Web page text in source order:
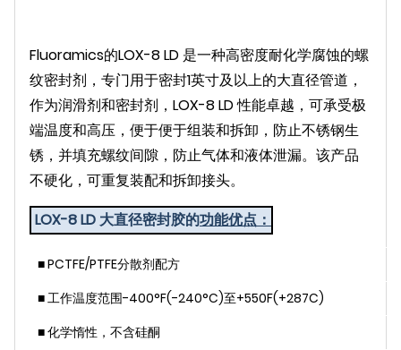
Fluoramics的LOX-8 LD 是一种高密度耐化学腐蚀的螺
纹密封剂，专门用于密封1英寸及以上的大直径管道，
作为润滑剂和密封剂，LOX-8 LD 性能卓越，可承受极
端温度和高压，便于便于组装和拆卸，防止不锈钢生
锈，并填充螺纹间隙，防止气体和液体泄漏。该产品
不硬化，可重复装配和拆卸接头。
LOX-8 LD 大直径密封胶的功能优点：
■ PCTFE/PTFE分散剂配方
■ 工作温度范围-400°F(-240°C)至+550F(+287C)
■ 化学惰性，不含硅酮